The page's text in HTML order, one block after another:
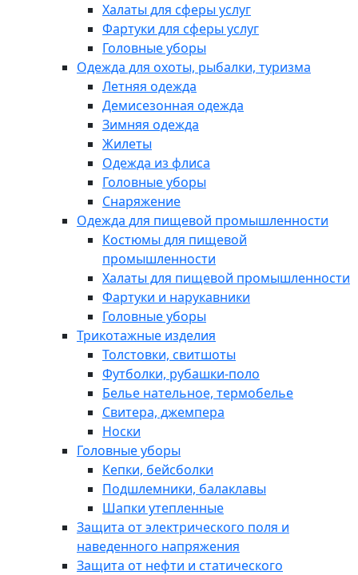
Халаты для сферы услуг
Фартуки для сферы услуг
Головные уборы
Одежда для охоты, рыбалки, туризма
Летняя одежда
Демисезонная одежда
Зимняя одежда
Жилеты
Одежда из флиса
Головные уборы
Снаряжение
Одежда для пищевой промышленности
Костюмы для пищевой
промышленности
Халаты для пищевой промышленности
Фартуки и нарукавники
Головные уборы
Трикотажные изделия
Толстовки, свитшоты
Футболки, рубашки-поло
Белье нательное, термобелье
Свитера, джемпера
Носки
Головные уборы
Кепки, бейсболки
Подшлемники, балаклавы
Шапки утепленные
Защита от электрического поля и
наведенного напряжения
Защита от нефти и статического